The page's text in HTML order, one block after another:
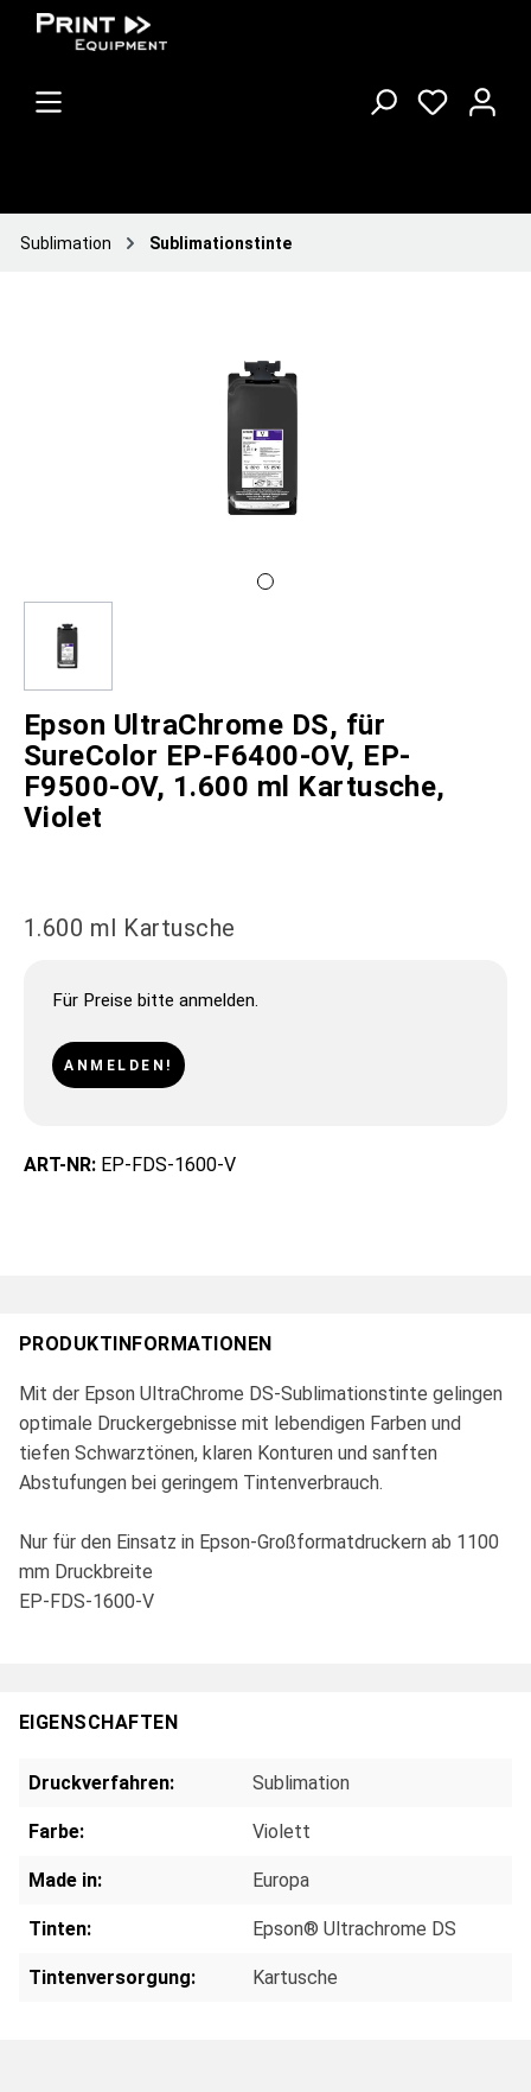
Sublimation Sublimationstinte
Epson UltraChrome DS, für
SureColor EP-F6400-OV, EP-
F9500-OV, 1.600 ml Kartusche,
Violet
1.600 ml Kartusche
Für Preise bitte anmelden.
ANMELDEN!
ART-NR: EP-FDS-1600-V
PRODUKTINFORMATIONEN
Mit der Epson UltraChrome DS-Sublimationstinte gelingen
optimale Druckergebnisse mit lebendigen Farben und
tiefen Schwarztönen, klaren Konturen und sanften
Abstufungen bei geringem Tintenverbrauch.
Nur für den Einsatz in Epson-Großformatdruckern ab 1100
mm Druckbreite
EP-FDS-1600-V
EIGENSCHAFTEN
Druckverfahren: Sublimation
Farbe: Violett
Made in: Europa
Tinten: Epson® Ultrachrome DS
Tintenversorgung: Kartusche